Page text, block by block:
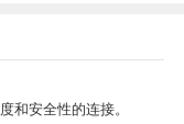
和安全性的连接。